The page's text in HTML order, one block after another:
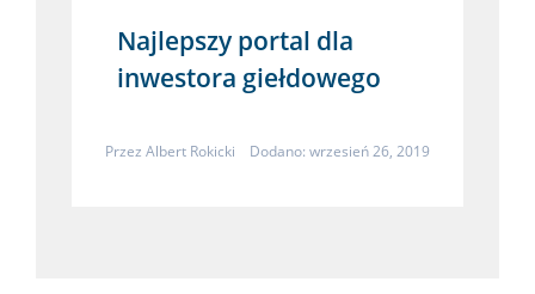
Najlepszy portal dla
inwestora giełdowego
Przez Albert Rokicki Dodano: wrzesień 26, 2019